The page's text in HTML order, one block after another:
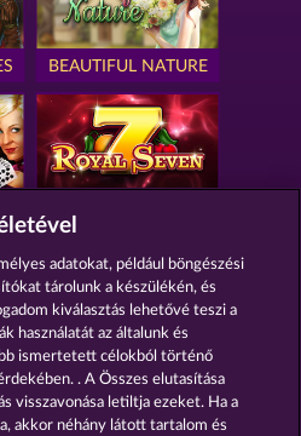
BEAUTIFUL NATURE
ROYAL SEVEN
FOREVER
DIAMONDS
mutatása
adatokat, például böngészési
tárolunk a készülékén, és
kiválasztás lehetővé teszi a
használatát az általunk és
ismertetett célokból történő
. A Összes elutasítása
visszavonása letiltja ezeket. Ha a
akkor néhány látott tartalom és